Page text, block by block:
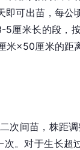
可出苗，每公
5厘米长的段，
米×50厘米的距
次间苗，株距
。对于生长超